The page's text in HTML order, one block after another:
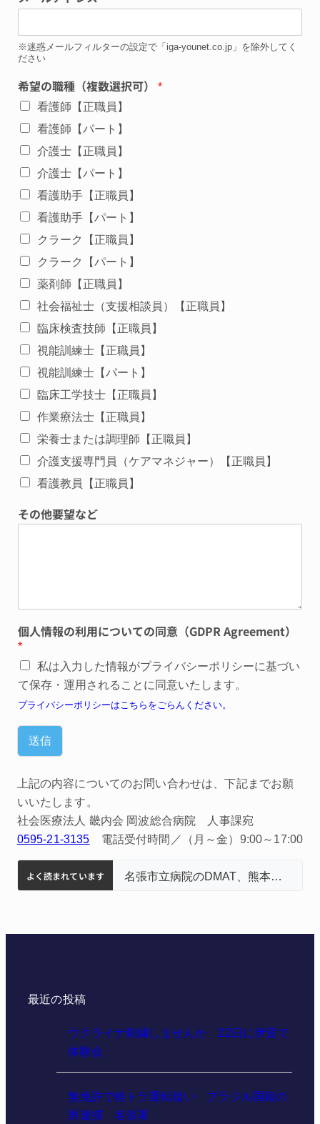
※迷惑メールフィルターの設定で「iga-younet.co.jp」を除外してく
ださい
希望の職種（複数選択可）
*
看護師【正職員】
看護師【パート】
介護士【正職員】
介護士【パート】
看護助手【正職員】
看護助手【パート】
クラーク【正職員】
クラーク【パート】
薬剤師【正職員】
社会福祉士（支援相談員）【正職員】
臨床検査技師【正職員】
視能訓練士【正職員】
視能訓練士【パート】
臨床工学技士【正職員】
作業療法士【正職員】
栄養士または調理師【正職員】
介護支援専門員（ケアマネジャー）【正職員】
看護教員【正職員】
その他要望など
個人情報の利用についての同意（GDPR Agreement）
*
私は入力した情報がプライバシーポリシーに基づい
て保存・運用されることに同意いたします。
プライバシーポリシーはこちらをごらんください。
送信
上記の内容についてのお問い合わせは、下記までお願
いいたします。
社会医療法人 畿内会 岡波総合病院 人事課宛
0595-21-3135 電話受付時間／（月～金）9:00～17:00
よく読まれています
名張市水道料金47％値上げへ 答申案、審議会で大筋まとまる
中学校の陶壁モニュメント 地元建設会社がボランティアで清掃 伊賀 名張市立病院のDMAT、熊本地震の被災地へ 能登以来3回目の派遣
最近の投稿
ウクライナ刺繍しませんか 22日に伊賀で
体験会
無免許で軽トラ運転疑い ブラジル国籍の
男逮捕 名張署